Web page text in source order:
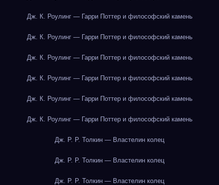
Дж. К. Роулинг — Гарри Поттер и философский камень
Дж. К. Роулинг — Гарри Поттер и философский камень
Дж. К. Роулинг — Гарри Поттер и философский камень
Дж. К. Роулинг — Гарри Поттер и философский камень
Дж. К. Роулинг — Гарри Поттер и философский камень
Дж. К. Роулинг — Гарри Поттер и философский камень
Дж. Р. Р. Толкин — Властелин колец
Дж. Р. Р. Толкин — Властелин колец
Дж. Р. Р. Толкин — Властелин колец